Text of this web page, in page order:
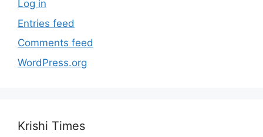
Log in
Entries feed
Comments feed
WordPress.org
Krishi Times